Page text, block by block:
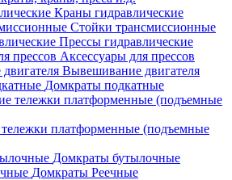
Краны гидравлические
Стойки трансмиссионные
Прессы гидравлические
Аксессуары для прессов
Вывешивание двигателя
Домкраты подкатные
тележки платформенные (подъемные
Домкраты бутылочные
Домкраты Реечные